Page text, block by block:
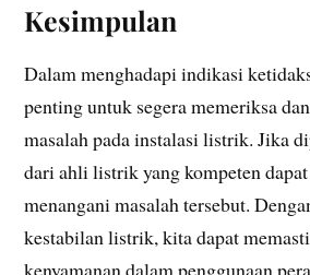
Kesimpulan
Dalam menghadapi indikasi
penting untuk segera memeriksa
masalah pada instalasi listrik. Jika
dari ahli listrik yang kompeten
menangani masalah tersebut.
kestabilan listrik, kita dapat
kenyamanan dalam penggunaan